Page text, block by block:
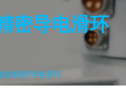
密导电滑环
的精密导电滑环